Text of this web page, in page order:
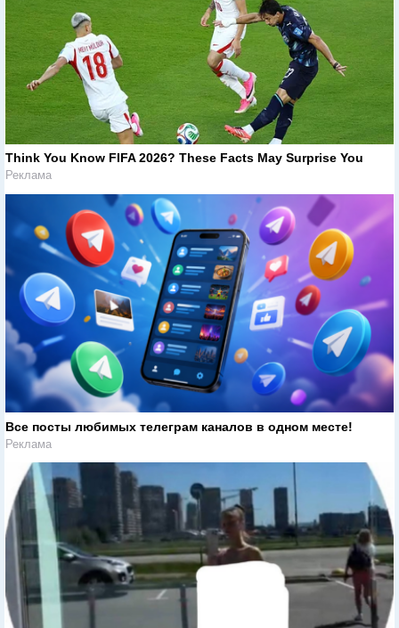
Think You Know FIFA 2026? These Facts May Surprise You
Реклама
Все посты любимых телеграм каналов в одном месте!
Реклама